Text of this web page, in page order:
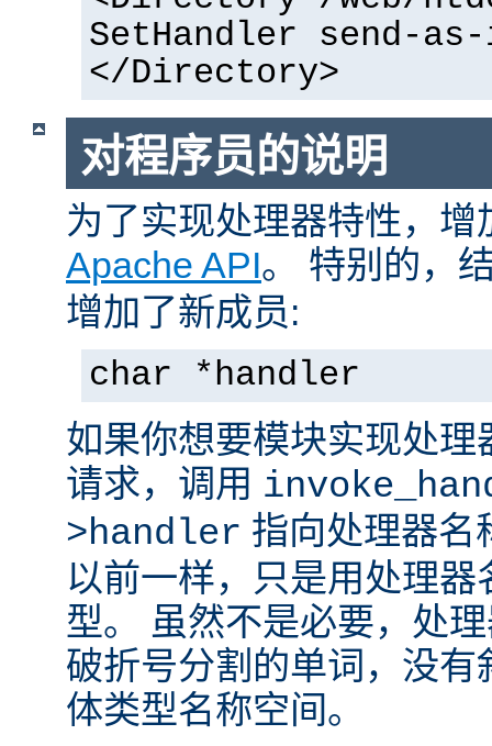
SetHandler send-
</Directory>
对程序员的说明
为了实现处理器特性，增
Apache API。 特别的，
增加了新成员:
char *handler
如果你想要模块实现处
请求，调用
>handler 指向处理器名
以前一样，只是用处理
型。 虽然不是必要，处
破折号分割的单词，没
体类型名称空间。